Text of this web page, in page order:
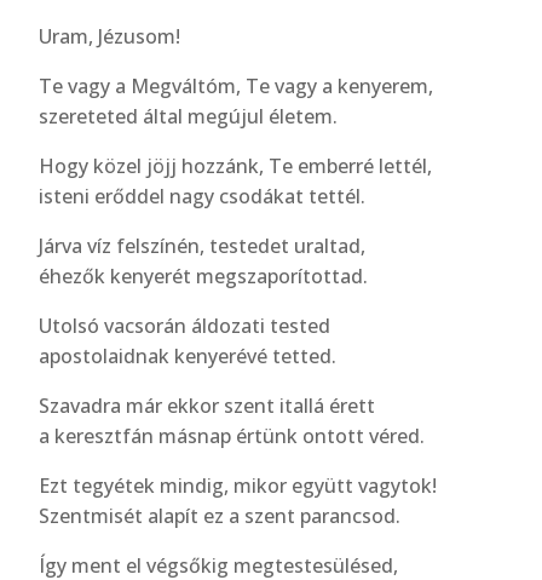
Uram, Jézusom!
Te vagy a Megváltóm, Te vagy a kenyerem,
szereteted által megújul életem.
Hogy közel jöjj hozzánk, Te emberré lettél,
isteni erőddel nagy csodákat tettél.
Járva víz felszínén, testedet uraltad,
éhezők kenyerét megszaporítottad.
Utolsó vacsorán áldozati tested
apostolaidnak kenyerévé tetted.
Szavadra már ekkor szent itallá érett
a keresztfán másnap értünk ontott véred.
Ezt tegyétek mindig, mikor együtt vagytok!
Szentmisét alapít ez a szent parancsod.
Így ment el végsőkig megtestesülésed,